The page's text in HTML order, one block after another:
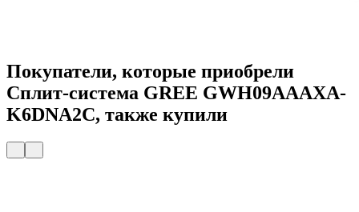
Покупатели, которые приобрели
Сплит-система GREE GWH09AAAXA-
K6DNA2C, также купили